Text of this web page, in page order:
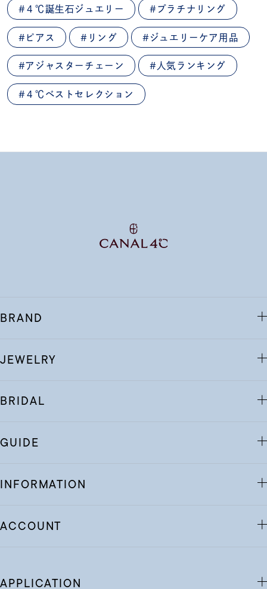
#４℃誕生石ジュエリー #プラチナリング
#ピアス #リング #ジュエリーケア用品
#アジャスターチェーン #人気ランキング
#４℃ベストセレクション
BRAND
JEWELRY
BRIDAL
GUIDE
INFORMATION
ACCOUNT
APPLICATION